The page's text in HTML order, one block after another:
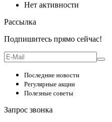
Нет активности
Рассылка
Подпишитесь прямо сейчас!
Последние новости
Регулярные акции
Полезные советы
Запрос звонка